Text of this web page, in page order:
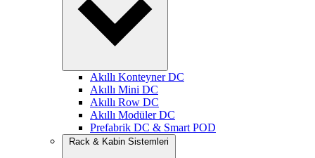
Akıllı Konteyner DC
Akıllı Mini DC
Akıllı Row DC
Akıllı Modüler DC
Prefabrik DC & Smart POD
Rack & Kabin Sistemleri